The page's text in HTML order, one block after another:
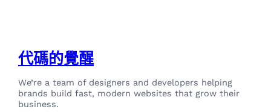
代碼的覺醒
We’re a team of designers and developers helping
brands build fast, modern websites that grow their
business.